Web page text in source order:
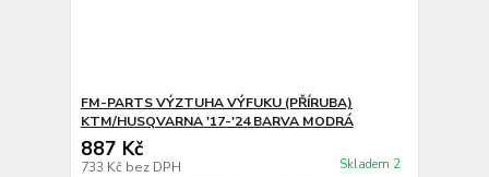
FM-PARTS VÝZTUHA VÝFUKU (PŘÍRUBA)
KTM/HUSQVARNA '17-'24 BARVA MODRÁ
887 Kč
733 Kč bez DPH Skladem 2